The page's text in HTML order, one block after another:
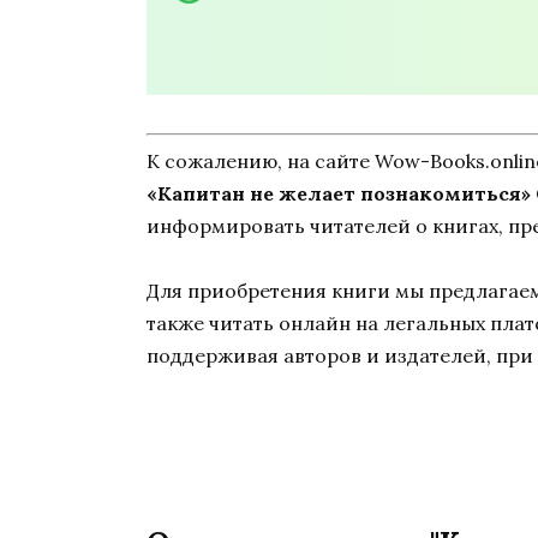
К сожалению, на сайте Wow-
«Капитан не желает
информировать читателей о книгах,
Для приобретения книги мы
также читать онлайн на легальных
поддерживая авторов и издателей,